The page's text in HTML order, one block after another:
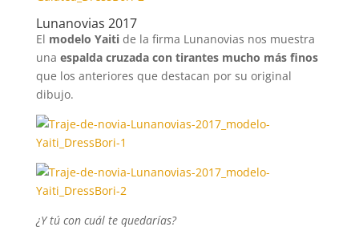
Lunanovias 2017
El modelo Yaitide la firma Lunanovias nos muestra
una espalda cruzada con tirantes mucho más finos
que los anteriores que destacan por su original
dibujo.
¿Y tú con cuál te quedarías?